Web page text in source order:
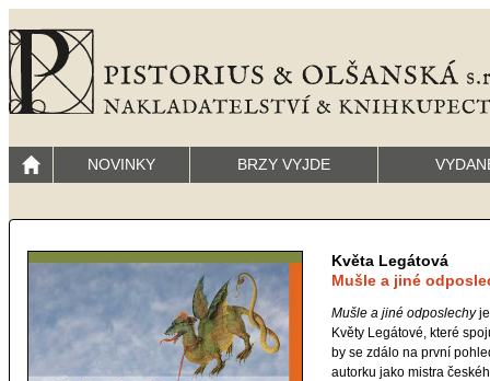
NOVINKY BRZY VYJDE
Květa Legátová
Mušle a jiné
Mušle a jiné odposlechyje
Květy Legátové, které
by se zdálo na první
autorku jako mistra